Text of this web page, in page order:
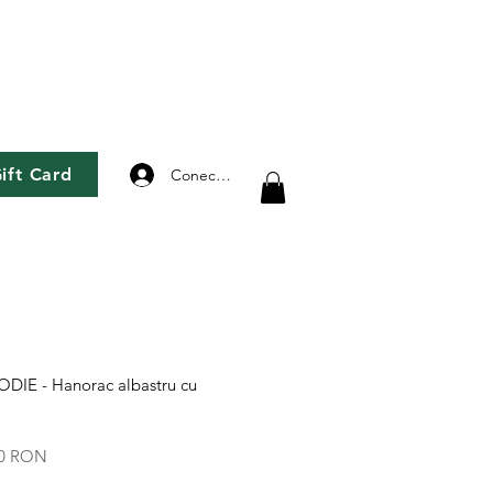
Card Conectează-te
- Hanorac albastru cu
RON